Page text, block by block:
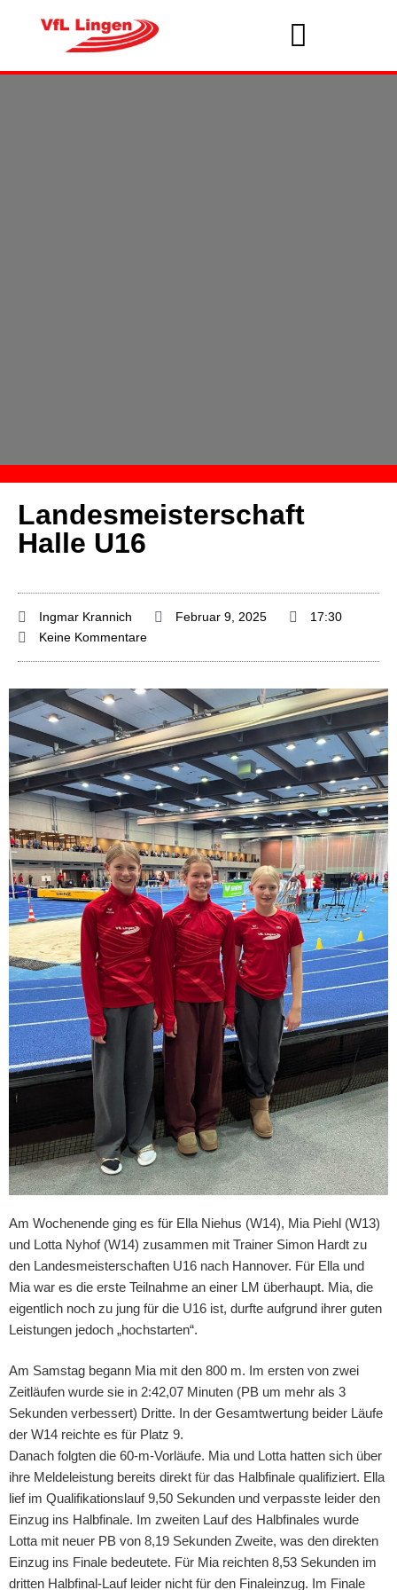
Landesmeisterschaft
Halle U16
Ingmar Krannich Februar 9, 2025
17:30
Keine Kommentare
Am Wochenende ging es für Ella Niehus (W14), Mia Piehl (W13)
und Lotta Nyhof (W14) zusammen mit Trainer Simon Hardt zu
den Landesmeisterschaften U16 nach Hannover. Für Ella und
Mia war es die erste Teilnahme an einer LM überhaupt. Mia, die
eigentlich noch zu jung für die U16 ist, durfte aufgrund ihrer guten
Leistungen jedoch „hochstarten“.
Am Samstag begann Mia mit den 800 m. Im ersten von zwei
Zeitläufen wurde sie in 2:42,07 Minuten (PB um mehr als 3
Sekunden verbessert) Dritte. In der Gesamtwertung beider Läufe
der W14 reichte es für Platz 9.
Danach folgten die 60-m-Vorläufe. Mia und Lotta hatten sich über
ihre Meldeleistung bereits direkt für das Halbfinale qualifiziert. Ella
lief im Qualifikationslauf 9,50 Sekunden und verpasste leider den
Einzug ins Halbfinale. Im zweiten Lauf des Halbfinales wurde
Lotta mit neuer PB von 8,19 Sekunden Zweite, was den direkten
Einzug ins Finale bedeutete. Für Mia reichten 8,53 Sekunden im
dritten Halbfinal-Lauf leider nicht für den Finaleinzug. Im Finale